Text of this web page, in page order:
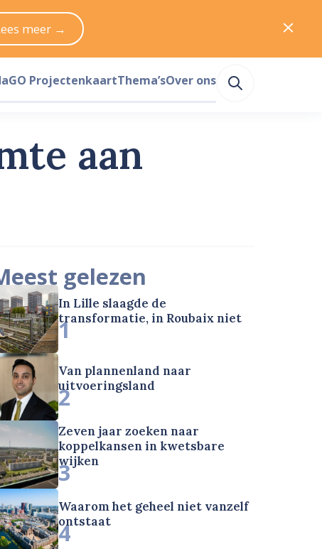
aan
gelezen
In Lille slaagde de
transformatie, in Roubaix niet
1
Van plannenland naar
uitvoeringsland
2
Zeven jaar zoeken naar
koppelkansen in kwetsbare
wijken
3
Waarom het geheel niet vanzelf
ontstaat
4
meer →
GO ProjectenkaartThema’sOver ons